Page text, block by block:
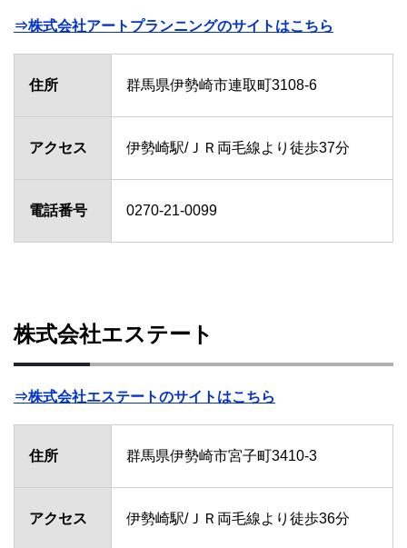
⇒株式会社アートプランニングのサイトはこちら
住所 群馬県伊勢崎市連取町3108-6
アクセス 伊勢崎駅/ＪＲ両毛線より徒歩37分
電話番号 0270-21-0099
株式会社エステート
⇒株式会社エステートのサイトはこちら
住所 群馬県伊勢崎市宮子町3410-3
アクセス 伊勢崎駅/ＪＲ両毛線より徒歩36分